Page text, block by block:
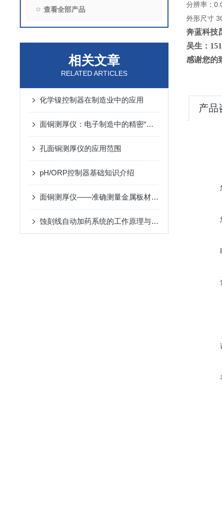
查看全部产品
相关文章
RELATED ARTICLES
化学镍控制器在制造业中的应用
面铜测厚仪：电子制造中的精密“卡尺”
孔面铜测厚仪的应用范围
pH/ORP控制器基础知识介绍
面铜测厚仪——准确测量金属板材厚度的利器
蚀刻线自动加药系统的工作原理与应用
分辨率：
外形尺寸
奔蓝科技
吴生：
感谢您的
产品